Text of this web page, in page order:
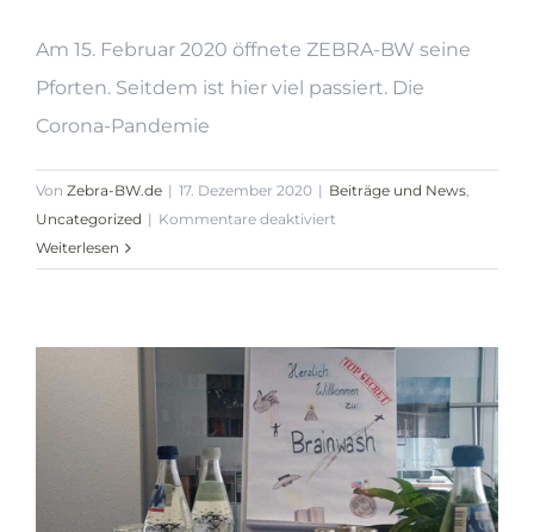
Am 15. Februar 2020 öffnete ZEBRA-BW seine
Pforten. Seitdem ist hier viel passiert. Die
Corona-Pandemie
Von Zebra-BW.de | 17. Dezember 2020 | Beiträge und News,
Uncategorized | Kommentare deaktiviert
Weiterlesen